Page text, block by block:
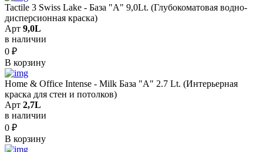
Tactile 3 Swiss Lake - База "A" 9,0Lt. (Глубокоматовая водно-
дисперсионная краска)
Арт 9,0L
в наличии
0 ₽
В корзину
Home & Office Intense - Milk База "A" 2.7 Lt. (Интерьерная
краска для стен и потолков)
Арт 2,7L
в наличии
0 ₽
В корзину